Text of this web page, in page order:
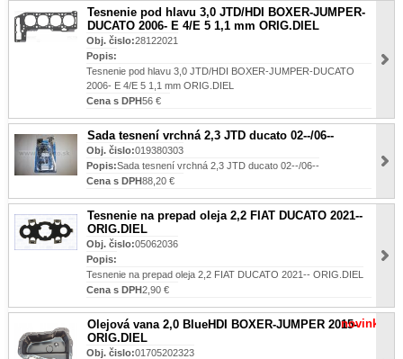
Tesnenie pod hlavu 3,0 JTD/HDI BOXER-JUMPER-
DUCATO 2006- E 4/E 5 1,1 mm ORIG.DIEL
Obj. čislo:28122021
Popis:
Tesnenie pod hlavu 3,0 JTD/HDI BOXER-JUMPER-DUCATO
2006- E 4/E 5 1,1 mm ORIG.DIEL
Cena s DPH56 €
Sada tesnení vrchná 2,3 JTD ducato 02--/06--
Obj. čislo:019380303
Popis:Sada tesnení vrchná 2,3 JTD ducato 02--/06--
Cena s DPH88,20 €
Tesnenie na prepad oleja 2,2 FIAT DUCATO 2021--
ORIG.DIEL
Obj. čislo:05062036
Popis:
Tesnenie na prepad oleja 2,2 FIAT DUCATO 2021-- ORIG.DIEL
Cena s DPH2,90 €
Olejová vana 2,0 BlueHDI BOXER-JUMPER 2015-
ORIG.DIEL
novinka
Obj. čislo:01705202323